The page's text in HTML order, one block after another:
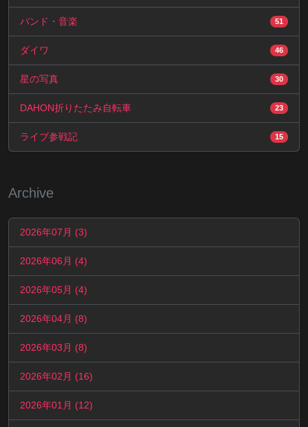
バンド・音楽 51
ダイワ 46
星の写真 30
DAHON折りたたみ自転車 23
ライブ参戦記 15
Archive
2026年07月 (3)
2026年06月 (4)
2026年05月 (4)
2026年04月 (8)
2026年03月 (8)
2026年02月 (16)
2026年01月 (12)